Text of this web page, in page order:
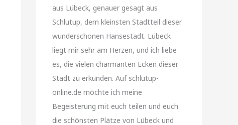
aus Lübeck, genauer gesagt aus
Schlutup, dem kleinsten Stadtteil dieser
wunderschönen Hansestadt. Lübeck
liegt mir sehr am Herzen, und ich liebe
es, die vielen charmanten Ecken dieser
Stadt zu erkunden. Auf schlutup-
online.de möchte ich meine
Begeisterung mit euch teilen und euch
die schönsten Plätze von Lübeck und